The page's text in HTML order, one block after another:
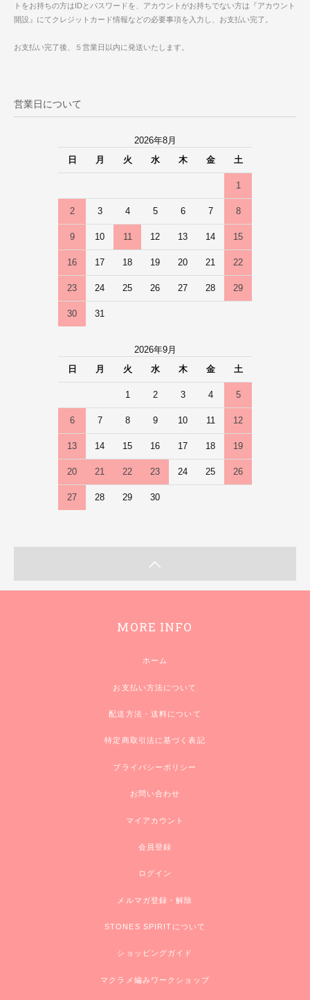
トをお持ちの方はIDとパスワードを、アカウントがお持ちでない方は『アカウント
開設』にてクレジットカード情報などの必要事項を入力し、お支払い完了。
お支払い完了後、５営業日以内に発送いたします。
営業日について
2026年8月
日
月 火 水 木 金 土
1
2 3 4 5 6 7 8
9 10 11 12 13 14 15
16 17 18 19 20 21 22
23 24 25 26 27 28 29
30 31
2026年9月
日
月 火 水 木 金 土
1 2 3 4 5
6 7 8 9 10 11 12
13 14 15 16 17 18 19
20 21 22 23 24 25 26
27 28 29 30
MORE INFO
ホーム
お支払い方法について
配送方法・送料について
特定商取引法に基づく表記
プライバシーポリシー
お問い合わせ
マイアカウント
会員登録
ログイン
メルマガ登録・解除
STONES SPIRITについて
ショッピングガイド
マクラメ編みワークショップ